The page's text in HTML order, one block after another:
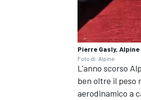
Pierre Gasly, Alpine
Foto di: Alpine
L'anno scorso
ben oltre il peso
aerodinamico a